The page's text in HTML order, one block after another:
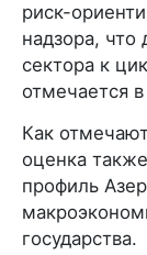
риск-
надзора, что
сектора к
отмечается
Как
оценка
профиль
государства.